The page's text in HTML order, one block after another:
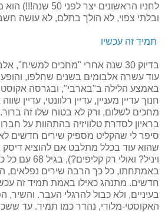
לחניו הראשונים יצר
ובלתי צפוי, לא הולך בתלם, לא עושה
תמיד זה עכשיו
בדיוק 30 שנה אחרי "מחכים
עוד עשרה אלבומים בשנים שחלפו,
באמצע הלילה ב"בארבי", ובגרסה
חנוך עדיין מעניין, עדיין רלוונטי, עדיין
מחכים לשלום, ורק לא בטוח שלו זה
בראיון לסדרת טלוויזיה בהתהוות על חברו
סיפר לי שהקליט מספיק שירים חדשים
שהוא עוד בכלל מתלבט אם להוציא דיסק
ויניל? ואולי
באמתחתו, כל כך הרבה שירים נפלאים,
חדשים. מתנהג כאילו באמת תמיד זה
בעיניים, ולא כבול להרגלי העבר.
האקוסטי-מלודי, נהדר כמו תמיד. עד